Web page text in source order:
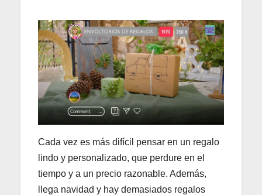
Cada vez es más difícil pensar en un regalo
lindo y personalizado, que perdure en el
tiempo y a un precio razonable. Además,
llega navidad y hay demasiados regalos